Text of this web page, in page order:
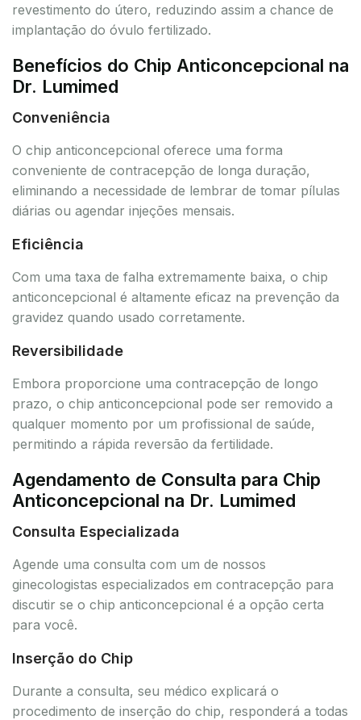
revestimento do útero, reduzindo assim a chance de
implantação do óvulo fertilizado.
Benefícios do Chip Anticoncepcional na
Dr. Lumimed
Conveniência
O chip anticoncepcional oferece uma forma
conveniente de contracepção de longa duração,
eliminando a necessidade de lembrar de tomar pílulas
diárias ou agendar injeções mensais.
Eficiência
Com uma taxa de falha extremamente baixa, o chip
anticoncepcional é altamente eficaz na prevenção da
gravidez quando usado corretamente.
Reversibilidade
Embora proporcione uma contracepção de longo
prazo, o chip anticoncepcional pode ser removido a
qualquer momento por um profissional de saúde,
permitindo a rápida reversão da fertilidade.
Agendamento de Consulta para Chip
Anticoncepcional na Dr. Lumimed
Consulta Especializada
Agende uma consulta com um de nossos
ginecologistas especializados em contracepção para
discutir se o chip anticoncepcional é a opção certa
para você.
Inserção do Chip
Durante a consulta, seu médico explicará o
procedimento de inserção do chip, responderá a todas